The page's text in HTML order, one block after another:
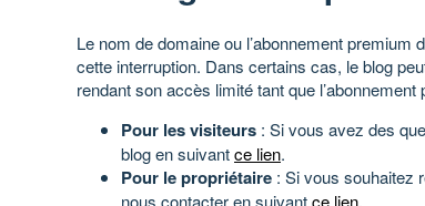
Le nom de domaine ou l’abonnement premium
cette interruption. Dans certains cas, le blog
rendant son accès limité tant que l’abonnement
Pour les visiteurs : Si vous avez des
blog en suivantce lien.
Pour le propriétaire : Si vous souhaitez
nous contacter en suivantce lien.